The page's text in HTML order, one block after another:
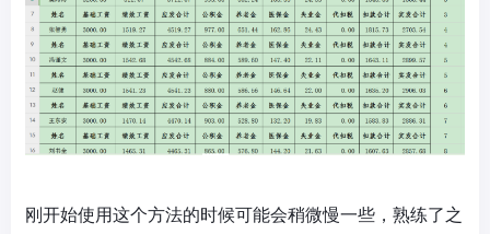
刚开始使用这个方法的时候可能会稍微慢一些，熟练了之